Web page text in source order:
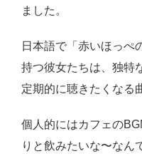
ました。
日本語で「赤いほっぺ
持つ彼女たちは、独特
定期的に聴きたくなる
個人的にはカフェの
りと飲みたいな〜なん